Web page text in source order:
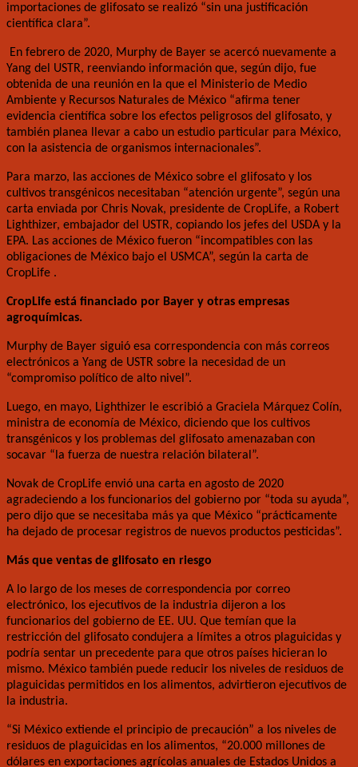
importaciones de glifosato se realizó “sin una justificación
científica clara”.
En febrero de 2020, Murphy de Bayer se acercó nuevamente a
Yang del USTR, reenviando información que, según dijo, fue
obtenida de una reunión en la que el Ministerio de Medio
Ambiente y Recursos Naturales de México “afirma tener
evidencia científica sobre los efectos peligrosos del glifosato, y
también planea llevar a cabo un estudio particular para México,
con la asistencia de organismos internacionales”.
Para marzo, las acciones de México sobre el glifosato y los
cultivos transgénicos necesitaban “atención urgente”, según una
carta enviada por Chris Novak, presidente de CropLife, a Robert
Lighthizer, embajador del USTR, copiando los jefes del USDA y la
EPA. Las acciones de México fueron “incompatibles con las
obligaciones de México bajo el USMCA”, según la carta de
CropLife .
CropLife está financiado por Bayer y otras empresas
agroquímicas.
Murphy de Bayer siguió esa correspondencia con más correos
electrónicos a Yang de USTR sobre la necesidad de un
“compromiso político de alto nivel”.
Luego, en mayo, Lighthizer le escribió a Graciela Márquez Colín,
ministra de economía de México, diciendo que los cultivos
transgénicos y los problemas del glifosato amenazaban con
socavar “la fuerza de nuestra relación bilateral”.
Novak de CropLife envió una carta en agosto de 2020
agradeciendo a los funcionarios del gobierno por “toda su ayuda”,
pero dijo que se necesitaba más ya que México “prácticamente
ha dejado de procesar registros de nuevos productos pesticidas”.
Más que ventas de glifosato en riesgo
A lo largo de los meses de correspondencia por correo
electrónico, los ejecutivos de la industria dijeron a los
funcionarios del gobierno de EE. UU. Que temían que la
restricción del glifosato condujera a límites a otros plaguicidas y
podría sentar un precedente para que otros países hicieran lo
mismo. México también puede reducir los niveles de residuos de
plaguicidas permitidos en los alimentos, advirtieron ejecutivos de
la industria.
“Si México extiende el principio de precaución” a los niveles de
residuos de plaguicidas en los alimentos, “20.000 millones de
dólares en exportaciones agrícolas anuales de Estados Unidos a